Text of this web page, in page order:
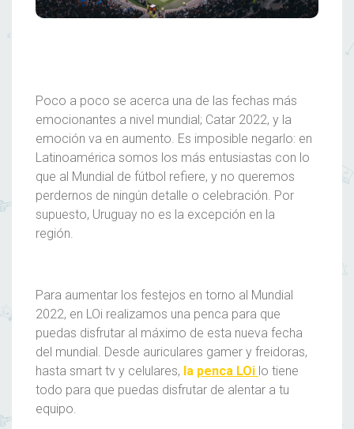
Poco a poco se acerca una de las fechas más
emocionantes a nivel mundial; Catar 2022, y la
emoción va en aumento. Es imposible negarlo: en
Latinoamérica somos los más entusiastas con lo
que al Mundial de fútbol refiere, y no queremos
perdernos de ningún detalle o celebración. Por
supuesto, Uruguay no es la excepción en la
región.
Para aumentar los festejos en torno al Mundial
2022, en LOi realizamos una penca para que
puedas disfrutar al máximo de esta nueva fecha
del mundial. Desde auriculares gamer y freidoras,
hasta smart tv y celulares, la penca LOi lo tiene
todo para que puedas disfrutar de alentar a tu
equipo.